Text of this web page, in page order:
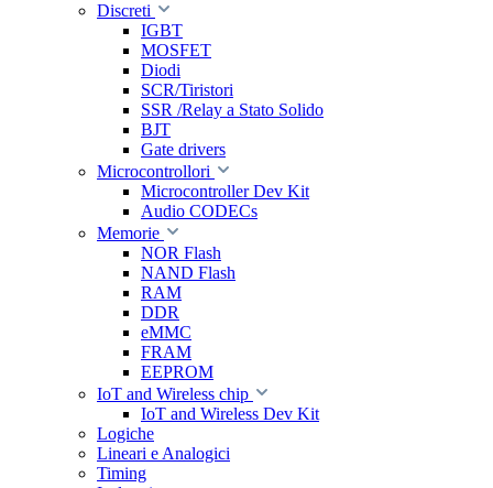
Discreti
IGBT
MOSFET
Diodi
SCR/Tiristori
SSR /Relay a Stato Solido
BJT
Gate drivers
Microcontrollori
Microcontroller Dev Kit
Audio CODECs
Memorie
NOR Flash
NAND Flash
RAM
DDR
eMMC
FRAM
EEPROM
IoT and Wireless chip
IoT and Wireless Dev Kit
Logiche
Lineari e Analogici
Timing